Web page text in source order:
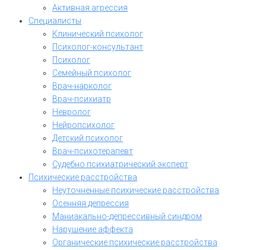
Активная агрессия
Специалисты
Клинический психолог
Психолог-консультант
Психолог
Семейный психолог
Врач-нарколог
Врач-психиатр
Невролог
Нейропсихолог
Детский психолог
Врач-психотерапевт
Судебно психиатрический эксперт
Психические расстройства
Неуточненные психические расстройства
Осенняя депрессия
Маниакально-депрессивный синдром
Нарушение аффекта
Органические психические расстройства